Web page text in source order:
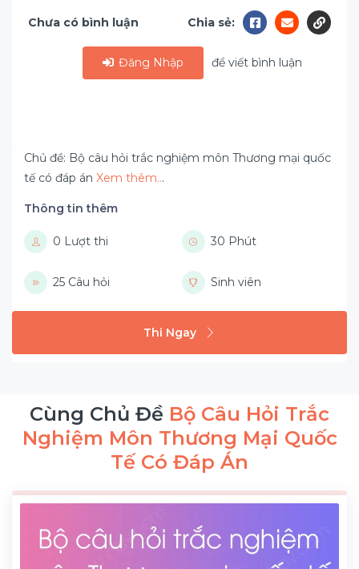
Chưa có bình luận Chia sẻ:
Đăng Nhập để viết bình luận
Chủ đề: Bộ câu hỏi trắc nghiệm môn Thương mại quốc
tế có đáp án Xem thêm...
Thông tin thêm
0 Lượt thi 30 Phút
25 Câu hỏi Sinh viên
Thi Ngay
Cùng Chủ Đề Bộ Câu Hỏi Trắc
Nghiệm Môn Thương Mại Quốc
Tế Có Đáp Án